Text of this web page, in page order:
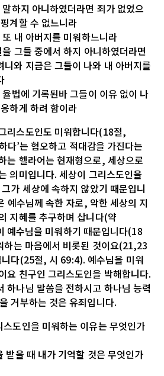
하지 아니하였더라면 죄가 없었으
계할 수 없느니라
내 아버지를 미워하느니라
그들 중에서 하지 아니하였더라면
와 지금은 그들이 나와 내 아버지를
법에 기록된바 그들이 이유 없이 나
하게 하려 함이라
리스도인도 미워합니다(18절,
다’는 혐오하고 적대감을 가진다는
는 헬라어는 현재형으로, 세상으로
의미입니다. 세상이 그리스도인을
가 세상에 속하지 않았기 때문입니
예수님께 속한 자로, 악한 세상의 지
지혜를 추구하며 삽니다(약
예수님을 미워하기 때문입니다(18
하는 마음에서 비롯된 것이요(21,23
다(25절, 시 69:4). 예수님을 미워
요 친구인 그리스도인을 박해합니다.
하나님 말씀을 전하시고 하나님 능력
거부하는 것은 유죄입니다.
도인을 미워하는 이유는 무엇인가
받을 때 내가 기억할 것은 무엇인가